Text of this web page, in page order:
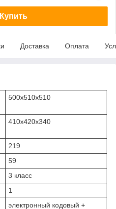
Купить
Доставка Оплата
500x510x510
410x420x340
219
59
3 класс
1
электронный кодовый +